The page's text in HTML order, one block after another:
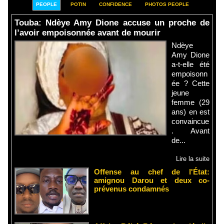
PEOPLE POTIN CONFIDENCE PHOTOS PEOPLE
Touba: Ndèye Amy Dione accuse un proche de
l’avoir empoisonnée avant de mourir
Ndèye
Amy Dione
a-t-elle été
empoisonn
ée ? Cette
jeune
femme (29
ans) en est
convaincue
. Avant
de...
Lire la suite
Offense au chef de l'État:
amignou Darou et deux co-
prévenus condamnés